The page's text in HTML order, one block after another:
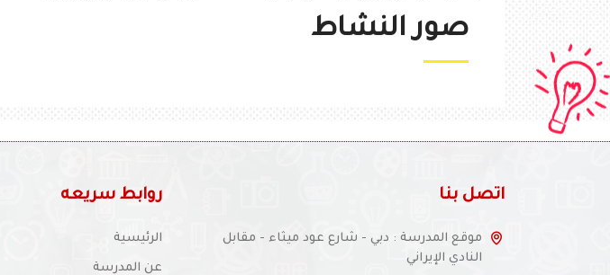
صور النشاط
اتصل بنا
موقع المدرسة : دبي - شارع عود ميثاء - مقابل
النادي الإيراني
روابط سريعه
الرئيسية
عن المدرسة